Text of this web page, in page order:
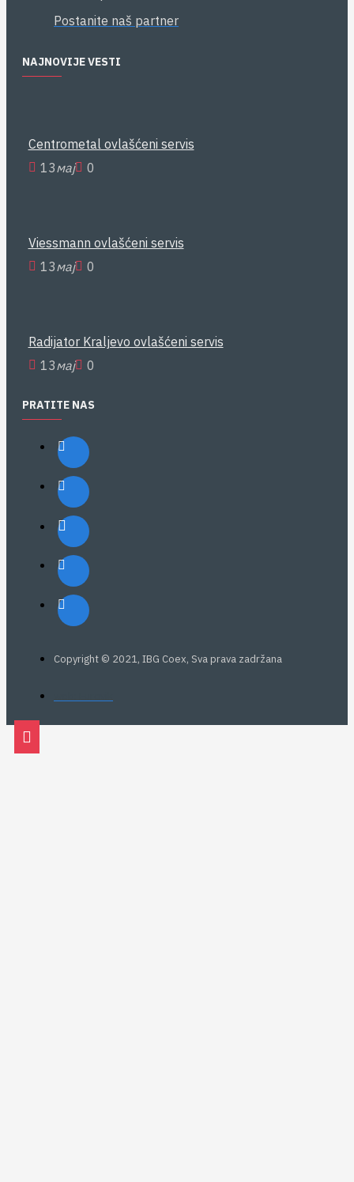
Postanite naš partner
NAJNOVIJE VESTI
Centrometal ovlašćeni servis
13мај 0
Viessmann ovlašćeni servis
13мај 0
Radijator Kraljevo ovlašćeni servis
13мај 0
PRATITE NAS
Copyright © 2021, IBG Coex, Sva prava zadržana